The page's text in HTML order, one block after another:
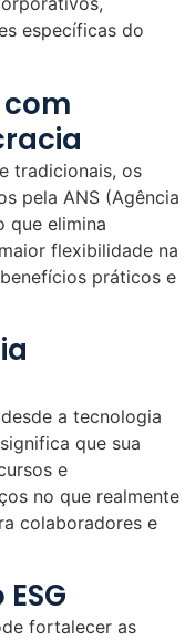
específicas do
tradicionais, os
pela ANS (Agência
que elimina
flexibilidade na
práticos e
a tecnologia
que sua
e
no que realmente
colaboradores e
fortalecer as